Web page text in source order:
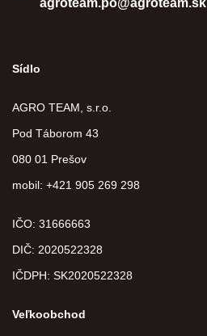
agroteam.po@agroteam.sk
Sídlo
AGRO TEAM, s.r.o.
Pod Táborom 43
080 01 Prešov
mobil: +421 905 269 298
IČO: 31666663
DIČ: 2020522328
IČDPH: SK2020522328
Veľkoobchod